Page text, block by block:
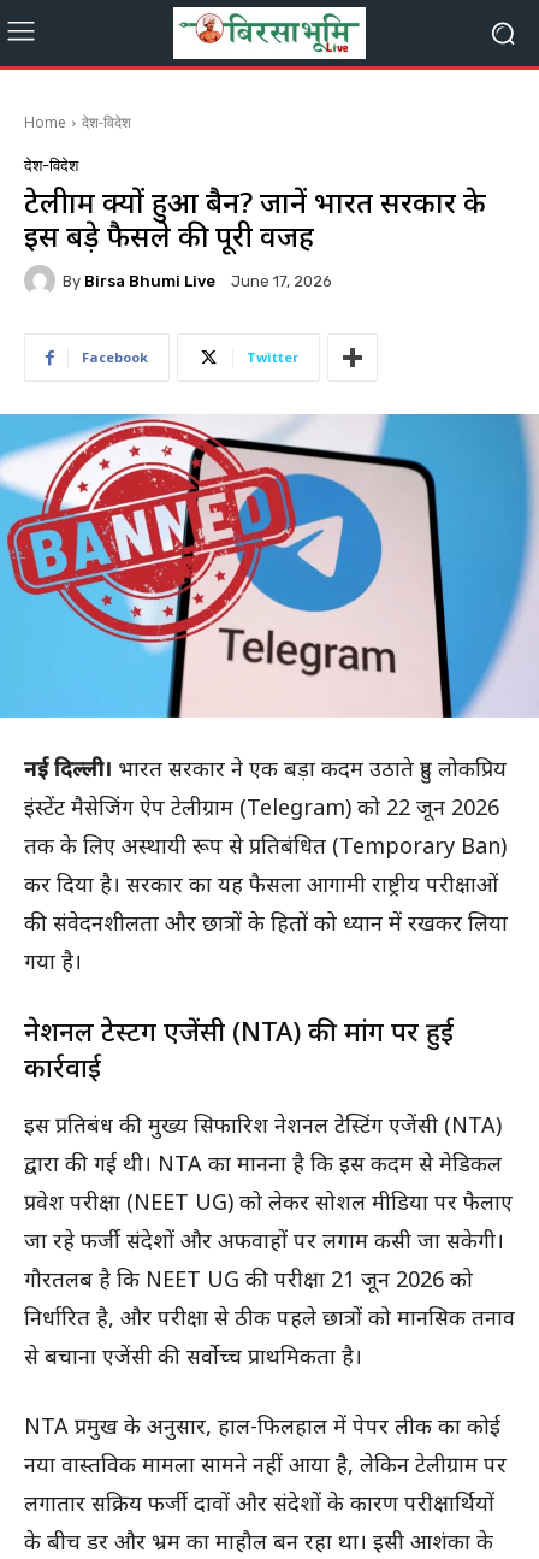
Home देश-विदेश
देश-विदेश
टेलीग्राम क्यों हुआ बैन? जानें भारत सरकार के
इस बड़े फैसले की पूरी वजह
By Birsa Bhumi Live June 17, 2026
Facebook Twitter
नई दिल्ली। भारत सरकार ने एक बड़ा कदम उठाते हुए लोकप्रिय
इंस्टेंट मैसेजिंग ऐप टेलीग्राम (Telegram) को 22 जून 2026
तक के लिए अस्थायी रूप से प्रतिबंधित (Temporary Ban)
कर दिया है। सरकार का यह फैसला आगामी राष्ट्रीय परीक्षाओं
की संवेदनशीलता और छात्रों के हितों को ध्यान में रखकर लिया
गया है।
नेशनल टेस्टिंग एजेंसी (NTA) की मांग पर हुई
कार्रवाई
इस प्रतिबंध की मुख्य सिफारिश नेशनल टेस्टिंग एजेंसी (NTA)
द्वारा की गई थी। NTA का मानना है कि इस कदम से मेडिकल
प्रवेश परीक्षा (NEET UG) को लेकर सोशल मीडिया पर फैलाए
जा रहे फर्जी संदेशों और अफवाहों पर लगाम कसी जा सकेगी।
गौरतलब है कि NEET UG की परीक्षा 21 जून 2026 को
निर्धारित है, और परीक्षा से ठीक पहले छात्रों को मानसिक तनाव
से बचाना एजेंसी की सर्वोच्च प्राथमिकता है।
NTA प्रमुख के अनुसार, हाल-फिलहाल में पेपर लीक का कोई
नया वास्तविक मामला सामने नहीं आया है, लेकिन टेलीग्राम पर
लगातार सक्रिय फर्जी दावों और संदेशों के कारण परीक्षार्थियों
के बीच डर और भ्रम का माहौल बन रहा था। इसी आशंका के